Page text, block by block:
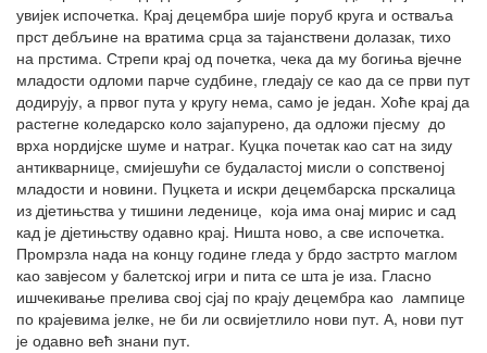
увијек испочетка. Крај децембра шије поруб круга и остваља
прст дебљине на вратима срца за тајанствени долазак, тихо
на прстима. Стрепи крај од почетка, чека да му богиња вјечне
младости одломи парче судбине, гледају се као да се први пут
додирују, а првог пута у кругу нема, само је један. Хоће крај да
растегне коледарско коло зајапурено, да одложи пјесму до
врха нордијске шуме и натраг. Куцка почетак као сат на зиду
антикварнице, смијешући се будаластој мисли о сопственој
младости и новини. Пуцкета и искри децембарска прскалица
из дјетињства у тишини леденице, која има онај мирис и сад
кад је дјетињству одавно крај. Ништа ново, а све испочетка.
Промрзла нада на концу године гледа у брдо застрто маглом
као завјесом у балетској игри и пита се шта је иза. Гласно
ишчекивање прелива свој сјај по крају децембра као лампице
по крајевима јелке, не би ли освијетлило нови пут. А, нови пут
је одавно већ знани пут.